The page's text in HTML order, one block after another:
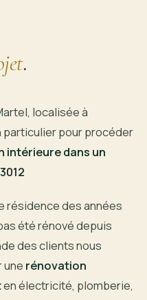
.
localisée à
particulier pour procéder
intérieure dans un
résidence des années
été rénové depuis
des clients nous
une rénovation
en électricité, plomberie,